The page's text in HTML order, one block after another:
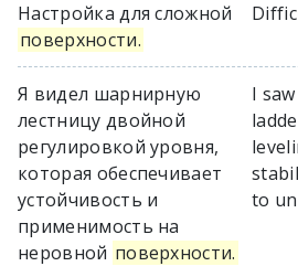
Настройка для сложной
поверхности.
Я видел шарнирную
лестницу двойной
регулировкой уровня,
которая обеспечивает
устойчивость и
применимость на
неровной поверхности.
I
to